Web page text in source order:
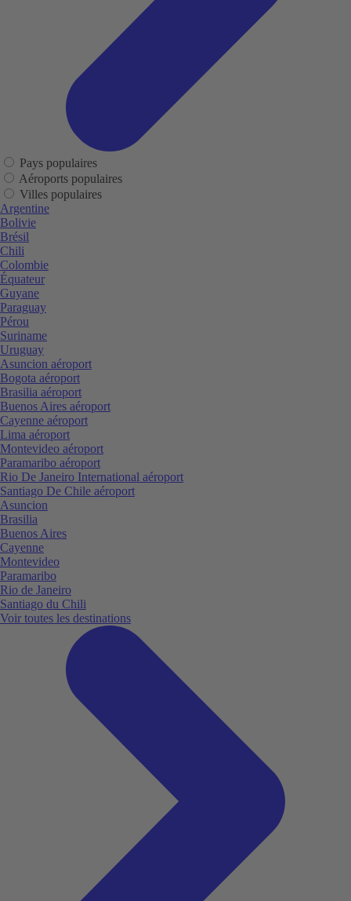
Pays populaires
Aéroports populaires
Villes populaires
Argentine
Bolivie
Brésil
Chili
Colombie
Équateur
Guyane
Paraguay
Pérou
Suriname
Uruguay
Asuncion aéroport
Bogota aéroport
Brasilia aéroport
Buenos Aires aéroport
Cayenne aéroport
Lima aéroport
Montevideo aéroport
Paramaribo aéroport
Rio De Janeiro International aéroport
Santiago De Chile aéroport
Asuncion
Brasilia
Buenos Aires
Cayenne
Montevideo
Paramaribo
Rio de Janeiro
Santiago du Chili
Voir toutes les destinations